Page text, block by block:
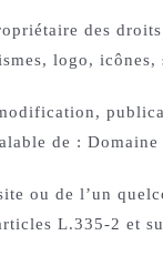
des
logo,
de : Domaine
ou de l’un
L.335-2 et